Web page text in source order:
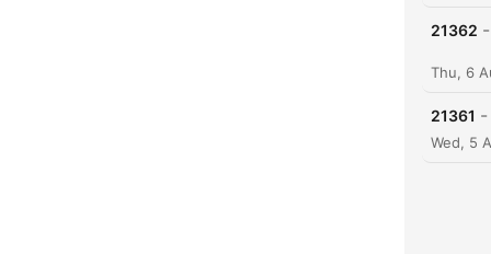
21362 -
Thu, 6
21361 -
Wed, 5